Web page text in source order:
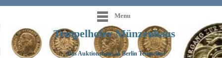
Menu
Tempelhofer Münzenhaus
Das Auktionshaus in Berlin Tempelhof